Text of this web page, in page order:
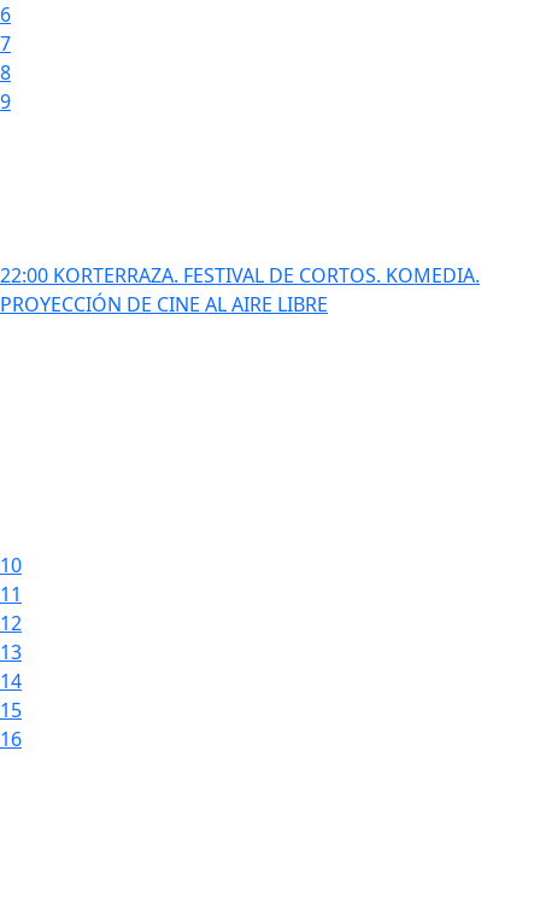
6
7
8
9
22:00 KORTERRAZA. FESTIVAL DE CORTOS. KOMEDIA.
PROYECCIÓN DE CINE AL AIRE LIBRE
10
11
12
13
14
15
16